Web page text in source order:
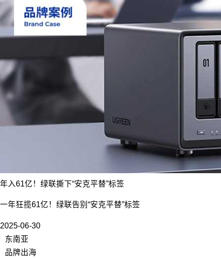
年入61亿！绿联撕下“安克平替”标签
一年狂揽61亿！绿联告别“安克平替”标签
2025-06-30
东南亚
品牌出海